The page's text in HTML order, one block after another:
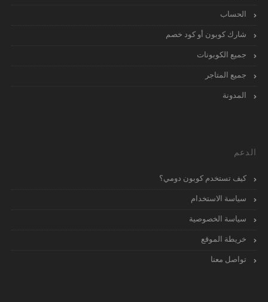
الحساب
شارك كوبون أو كود خصم
جميع الكوبونات
جميع المتاجر
المدونة
الدعم
كيف تستخدم كوبون دومي؟
سياسة الاستخدام
سياسة الخصوصية
خريطة الموقع
تواصل معنا